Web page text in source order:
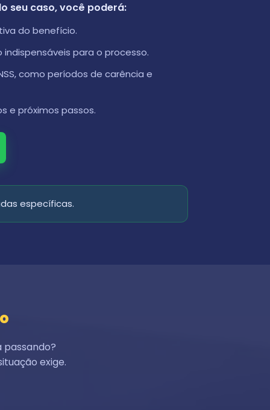
seu caso, você poderá:
do benefício.
para o processo.
como períodos de carência e
e próximos passos.
específicas.
exige.